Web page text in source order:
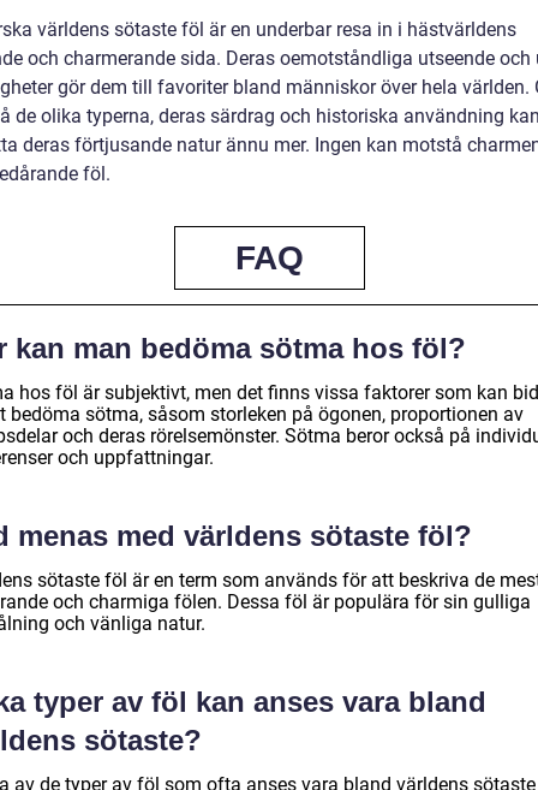
världens sötaste föl är en underbar resa in i hästvärldens
och charmerande sida. Deras oemotståndliga utseende och
gör dem till favoriter bland människor över hela världen.
de olika typerna, deras särdrag och historiska användning
deras förtjusande natur ännu mer. Ingen kan motstå
föl.
FAQ
kan man bedöma sötma hos föl?
hos föl är subjektivt, men det finns vissa faktorer som kan
bedöma sötma, såsom storleken på ögonen, proportionen av
och deras rörelsemönster. Sötma beror också på
och uppfattningar.
menas med världens sötaste föl?
sötaste föl är en term som används för att beskriva de
och charmiga fölen. Dessa föl är populära för sin gulliga
och vänliga natur.
typer av föl kan anses vara bland
sötaste?
av de typer av föl som ofta anses vara bland världens sötaste